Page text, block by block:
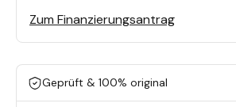
Zum Finanzierungsantrag
Geprüft & 100% original